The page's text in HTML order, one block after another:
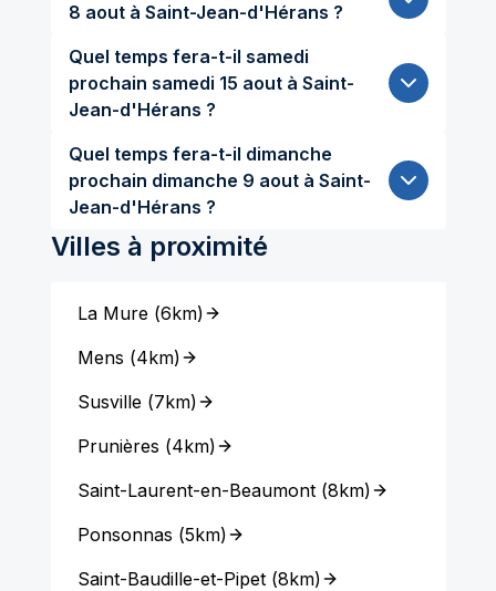
8 aout à Saint-Jean-d'Hérans ?
Quel temps fera-t-il samedi
prochain samedi 15 aout à Saint-
Jean-d'Hérans ?
Quel temps fera-t-il dimanche
prochain dimanche 9 aout à Saint-
Jean-d'Hérans ?
Villes à proximité
La Mure(6km)
Mens (4km)
Susville(7km)
Prunières (4km)
Saint-Laurent-en-Beaumont(8km)
Ponsonnas (5km)
Saint-Baudille-et-Pipet(8km)